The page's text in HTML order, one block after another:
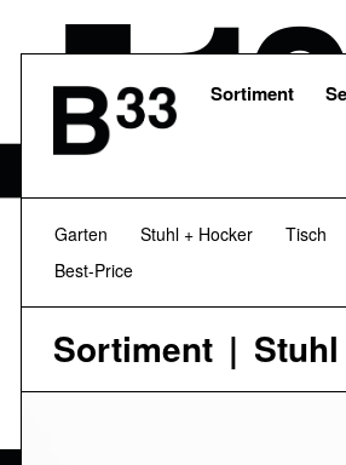
Sortiment
Garten Stuhl + Hocker Tisch
Best-Price
Sortiment